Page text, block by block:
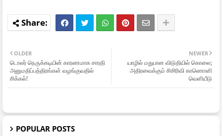
NEWER
யாழில் மதுபான விடுதியில் கொலை;
அதிரவைக்கும் சிசிரிவி காணொளி
வெளியீடு
OLDER
டொலர் நெருக்கடியின் காரணமாக சாரதி
அனுமதிப்பத்திரங்கள் வழங்குவதில்
சிக்கல்!
POPULAR POSTS